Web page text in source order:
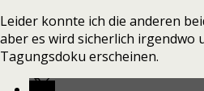
Leider konnte ich die anderen
aber es wird sicherlich irgendwo
Tagungsdoku erscheinen.